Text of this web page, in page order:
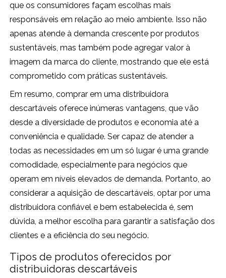
que os consumidores façam escolhas mais
responsáveis em relação ao meio ambiente. Isso não
apenas atende à demanda crescente por produtos
sustentáveis, mas também pode agregar valor à
imagem da marca do cliente, mostrando que ele está
comprometido com práticas sustentáveis.
Em resumo, comprar em uma distribuidora
descartáveis oferece inúmeras vantagens, que vão
desde a diversidade de produtos e economia até a
conveniência e qualidade. Ser capaz de atender a
todas as necessidades em um só lugar é uma grande
comodidade, especialmente para negócios que
operam em níveis elevados de demanda. Portanto, ao
considerar a aquisição de descartáveis, optar por uma
distribuidora confiável e bem estabelecida é, sem
dúvida, a melhor escolha para garantir a satisfação dos
clientes e a eficiência do seu negócio.
Tipos de produtos oferecidos por
distribuidoras descartáveis